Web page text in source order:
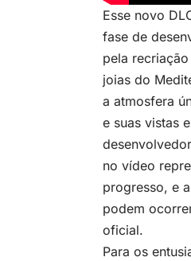
Esse novo
fase de
pela
joias do
a atmosfera
e suas vistas
no vídeo
progresso, e
podem
oficial.
Para os